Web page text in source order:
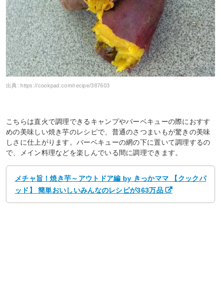
出典: https://cookpad.com/recipe/387603
こちらは直火で調理できるキャンプやバーベキューの際におすす
めの美味しい焼き芋のレシピで、普通のさつまいもが驚きの美味
しさに仕上がります。バーベキューの網の下に置いて調理するの
で、メイン料理などを楽しんでいる間に調理できます。
メチャ旨！焼き芋～アウトドア編 by きっかママ 【クックパ
ッド】 簡単おいしいみんなのレシピが363万品